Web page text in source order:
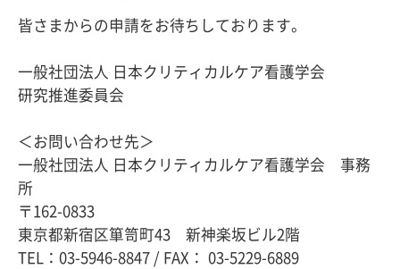
皆さまからの申請をお待ちしております。
一般社団法人 日本クリティカルケア看護学会
研究推進委員会
＜お問い合わせ先＞
一般社団法人 日本クリティカルケア看護学会 事務
所
〒162-0833
東京都新宿区箪笥町43 新神楽坂ビル2階
TEL：03-5946-8847 / FAX： 03-5229-6889